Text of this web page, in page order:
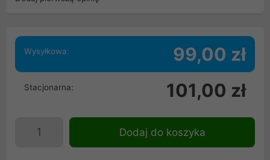
Wysyłkowa: 99,00 zł
Stacjonarna: 101,00 zł
Dodaj do koszyka